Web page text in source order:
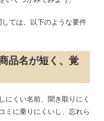
ては、以下のような要件
品名が短く、覚
にくい名前、聞き取りにく
ミに乗りにくいし、忘れら